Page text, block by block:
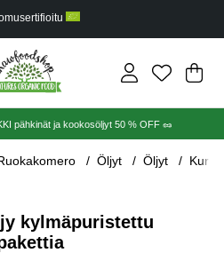
.
pähkinät ja kookosöljyt 50 % OFF 🥜
Öljyt Öljyt
kylmäpuristettu